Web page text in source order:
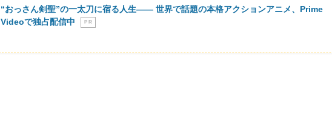
“おっさん剣聖”の一太刀に宿る人生―― 世界で話題の本格アクションアニメ、Prime
Videoで独占配信中
P R